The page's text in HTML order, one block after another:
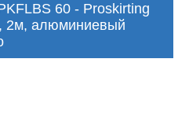
60 - Proskirting
2м, алюминиевый